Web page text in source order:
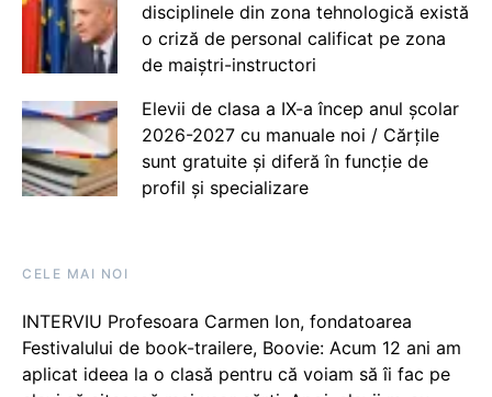
disciplinele din zona tehnologică există
o criză de personal calificat pe zona
de maiștri-instructori
Elevii de clasa a IX-a încep anul școlar
2026-2027 cu manuale noi / Cărțile
sunt gratuite și diferă în funcție de
profil și specializare
CELE MAI NOI
INTERVIU Profesoara Carmen Ion, fondatoarea
Festivalului de book-trailere, Boovie: Acum 12 ani am
aplicat ideea la o clasă pentru că voiam să îi fac pe